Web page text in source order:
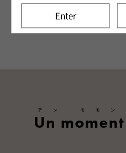
Un
アン モモン
Enter